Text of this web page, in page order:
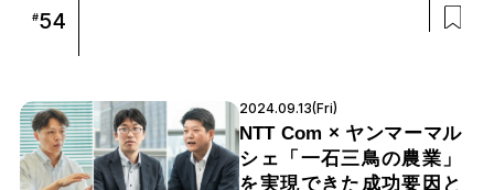
#54
2024.09.13(Fri)
NTT Com × ヤンマーマル
シェ「一石三鳥の農業」
を実現できた成功要因と